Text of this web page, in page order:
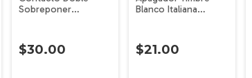
Sobreponer
47350
$30.00
Blanco Italiana
$21.00